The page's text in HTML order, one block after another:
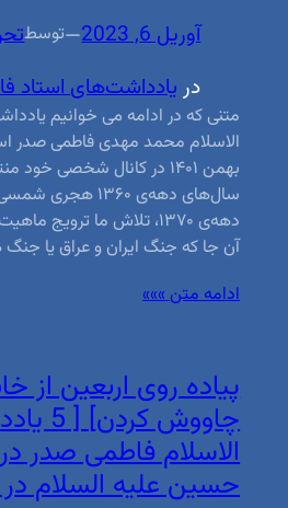
آوریل 6, 2023 —توسط
در یادداشت‌های استاد
متنی که در ادامه می خوانیم
بهمن ۱۴۰۱ در کانال شخصی
سال‌های دهه‌ی ۱۳۶۰
دهه‌ی ۱۳۷۰، تلاش ما ترویج
آن جا که جنگ ایران و عراق یا
ادامه متن »»»
پیاده روی اربعین از
چاووش
الاسلام فاطمی صدر
حسین علیه السلام